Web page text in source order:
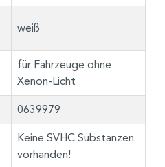
weiß
für Fahrzeuge ohne
Xenon-Licht
0639979
Keine SVHC Substanzen
vorhanden!